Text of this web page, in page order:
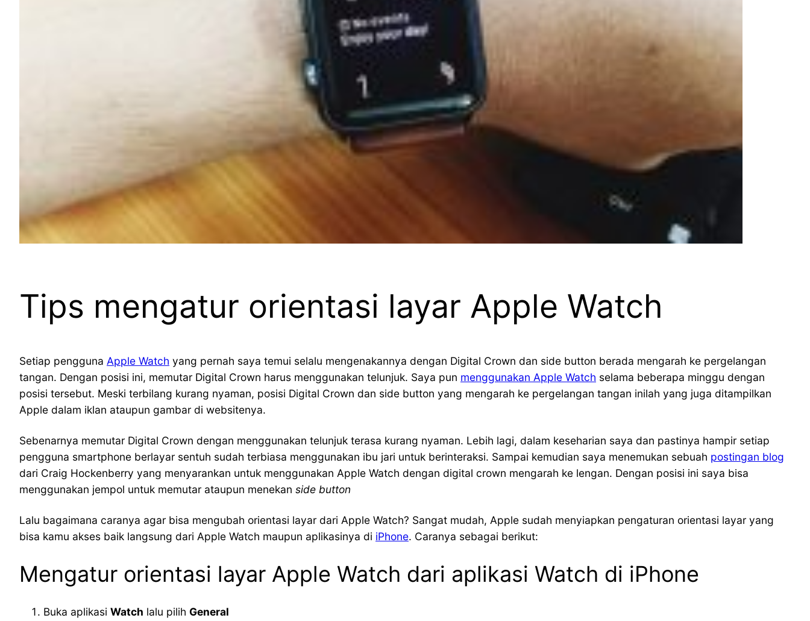
Tips mengatur orientasi layar Apple Watch
Setiap pengguna Apple Watch yang pernah saya temui selalu mengenakannya dengan Digital Crown dan side button berada mengarah ke pergelangan
tangan. Dengan posisi ini, memutar Digital Crown harus menggunakan telunjuk. Saya pun menggunakan Apple Watch selama beberapa minggu dengan
posisi tersebut. Meski terbilang kurang nyaman, posisi Digital Crown dan side button yang mengarah ke pergelangan tangan inilah yang juga ditampilkan
Apple dalam iklan ataupun gambar di websitenya.
Sebenarnya memutar Digital Crown dengan menggunakan telunjuk terasa kurang nyaman. Lebih lagi, dalam keseharian saya dan pastinya hampir setiap
pengguna smartphone berlayar sentuh sudah terbiasa menggunakan ibu jari untuk berinteraksi. Sampai kemudian saya menemukan sebuah postingan blog
dari Craig Hockenberry yang menyarankan untuk menggunakan Apple Watch dengan digital crown mengarah ke lengan. Dengan posisi ini saya bisa
menggunakan jempol untuk memutar ataupun menekan side button
Lalu bagaimana caranya agar bisa mengubah orientasi layar dari Apple Watch? Sangat mudah, Apple sudah menyiapkan pengaturan orientasi layar yang
bisa kamu akses baik langsung dari Apple Watch maupun aplikasinya di iPhone. Caranya sebagai berikut:
Mengatur orientasi layar Apple Watch dari aplikasi Watch di iPhone
Buka aplikasi Watch lalu pilih General